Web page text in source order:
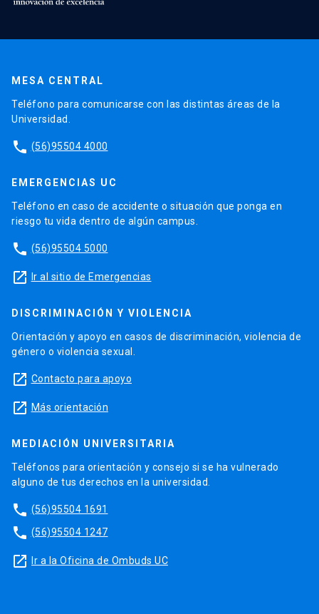
MESA CENTRAL
Teléfono para comunicarse con las distintas áreas de la
Universidad.
phone (56)95504 4000
EMERGENCIAS UC
Teléfono en caso de accidente o situación que ponga en
riesgo tu vida dentro de algún campus.
phone (56)95504 5000
launch Ir al sitio de Emergencias
DISCRIMINACIÓN Y VIOLENCIA
Orientación y apoyo en casos de discriminación, violencia de
género o violencia sexual.
launch Contacto para apoyo
launch Más orientación
MEDIACIÓN UNIVERSITARIA
Teléfonos para orientación y consejo si se ha vulnerado
alguno de tus derechos en la universidad.
phone (56)95504 1691
phone (56)95504 1247
launch Ir a la Oficina de Ombuds UC